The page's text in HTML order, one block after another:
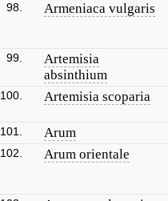
98. Armeniaca vulgaris
99.
Artemisia
absinthium
100. Artemisia scoparia
101. Arum
102. Arum orientale